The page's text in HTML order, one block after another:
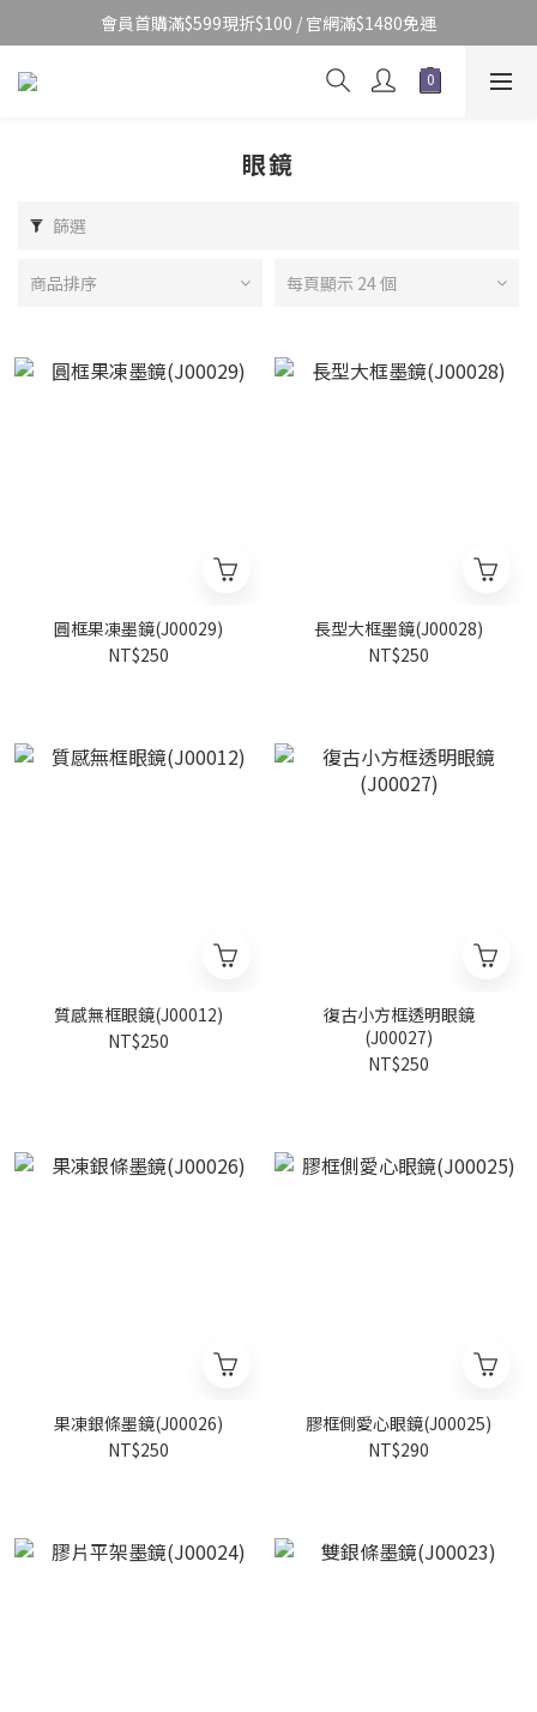
會員首購滿$599現折$100 / 官網滿$1480免運
眼鏡
篩選
商品排序 每頁顯示 24 個
圓框果凍墨鏡(J00029)
NT$250
長型大框墨鏡(J00028)
NT$250
質感無框眼鏡(J00012)
NT$250
復古小方框透明眼鏡
(J00027)
NT$250
果凍銀條墨鏡(J00026)
NT$250
膠框側愛心眼鏡(J00025)
NT$290